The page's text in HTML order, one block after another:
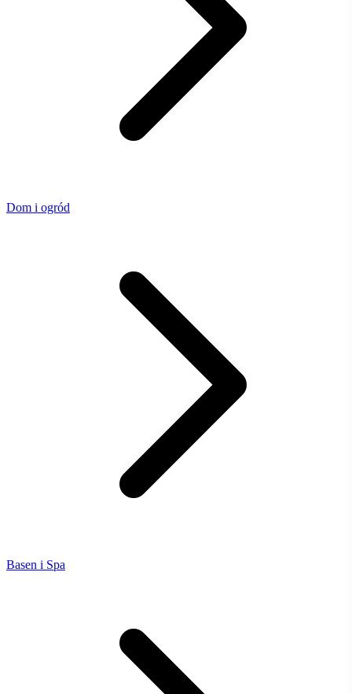
Dom i ogród
Basen i Spa